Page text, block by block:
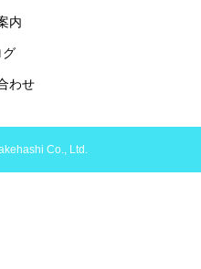
内
グ
わせ
Co., Ltd.